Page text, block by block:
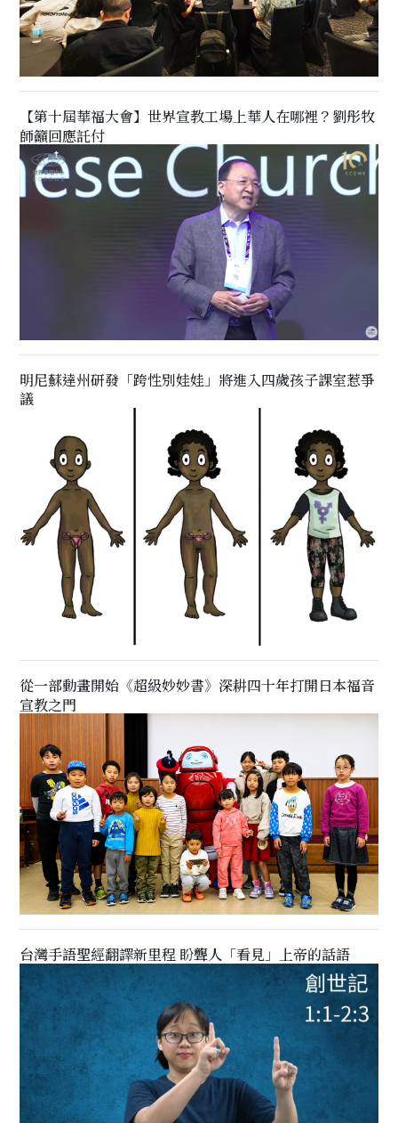
【第十屆華福大會】世界宣教工場上華人在哪裡？劉彤牧
師籲回應託付
明尼蘇達州研發「跨性別娃娃」將進入四歲孩子課室惹爭
議
從一部動畫開始《超級妙妙書》深耕四十年打開日本福音
宣教之門
台灣手語聖經翻譯新里程 盼聾人「看見」上帝的話語